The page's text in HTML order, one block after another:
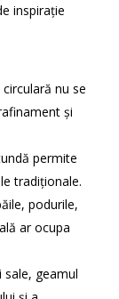
inspirație
nu se
și
permite
tradiționale.
podurile,
ar ocupa
geamul